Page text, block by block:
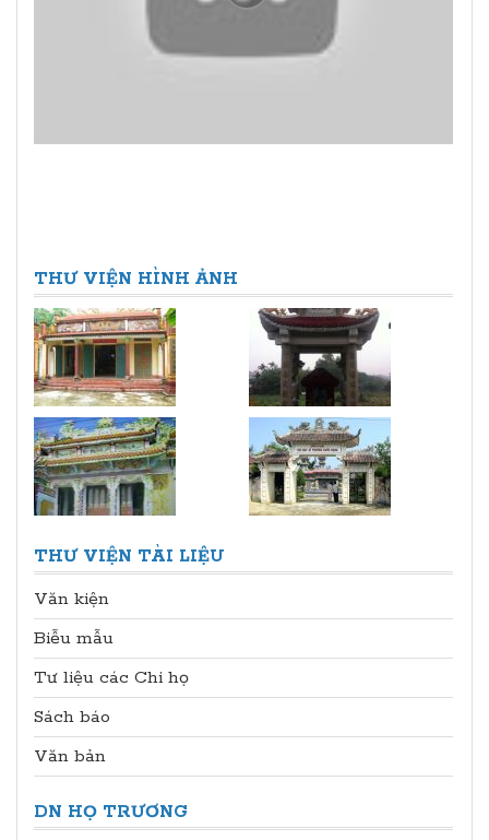
THƯ VIỆN HÌNH ẢNH
THƯ VIỆN TÀI LIỆU
Văn kiện
Biễu mẫu
Tư liệu các Chi họ
Sách báo
Văn bản
DN HỌ TRƯƠNG